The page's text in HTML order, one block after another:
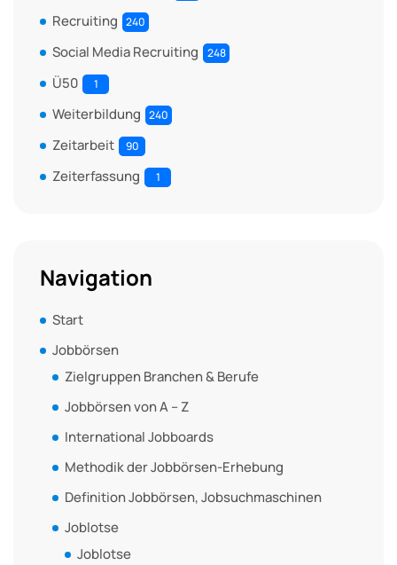
Recruiting 240
Social Media Recruiting 248
Ü50 1
Weiterbildung 240
Zeitarbeit 90
Zeiterfassung 1
Navigation
Start
Jobbörsen
Zielgruppen Branchen & Berufe
Jobbörsen von A – Z
International Jobboards
Methodik der Jobbörsen-Erhebung
Definition Jobbörsen, Jobsuchmaschinen
Joblotse
Joblotse